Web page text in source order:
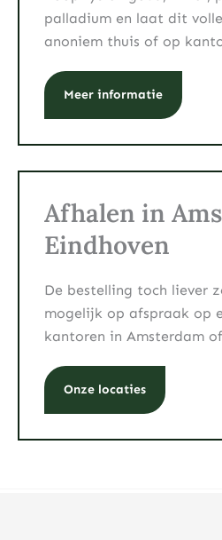
palladium en laat dit
anoniem thuis of op
Meer informatie
Afhalen in
Eindhoven
De bestelling toch liever
mogelijk op afspraak op
kantoren in Amsterdam
Onze locaties